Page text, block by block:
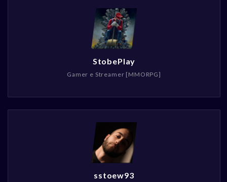
StobePlay
Gamer e Streamer [MMORPG]
sstoew93